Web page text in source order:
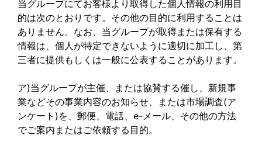
当グループにてお客様より取得した個人情報の利用目
的は次のとおりです。その他の目的に利用することは
ありません。なお、当グループが取得または保有する
情報は、個人が特定できないように適切に加工し、第
三者に提供もしくは一般に公表することがあります。
ア)当グループが主催、または協賛する催し、新規事
業などその事業内容のお知らせ、または市場調査(ア
ンケート)を、郵便、電話、e-メール、その他の方法
でご案内またはご依頼する目的。